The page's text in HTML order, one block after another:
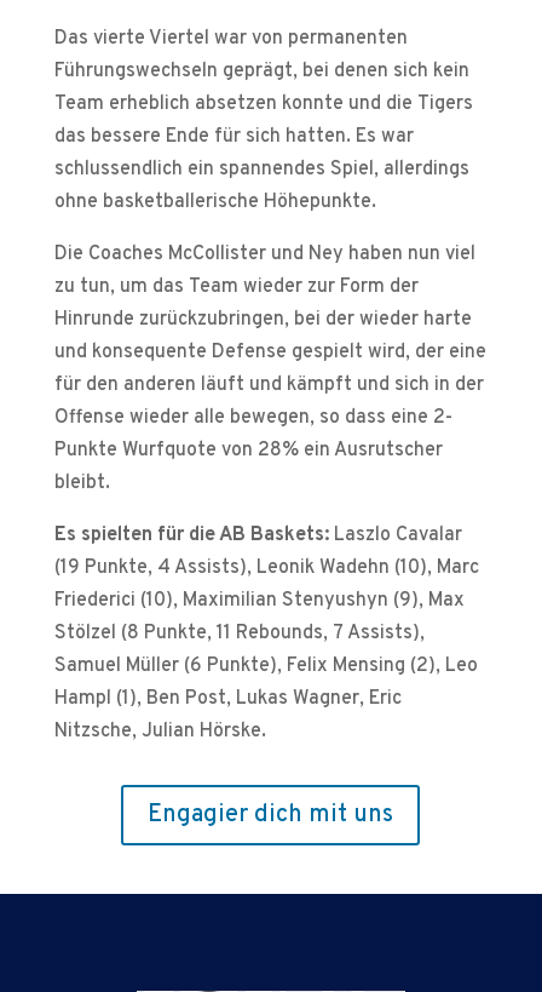
Das vierte Viertel war von permanenten
Führungswechseln geprägt, bei denen sich kein
Team erheblich absetzen konnte und die Tigers
das bessere Ende für sich hatten. Es war
schlussendlich ein spannendes Spiel, allerdings
ohne basketballerische Höhepunkte.
Die Coaches McCollister und Ney haben nun viel
zu tun, um das Team wieder zur Form der
Hinrunde zurückzubringen, bei der wieder harte
und konsequente Defense gespielt wird, der eine
für den anderen läuft und kämpft und sich in der
Offense wieder alle bewegen, so dass eine 2-
Punkte Wurfquote von 28% ein Ausrutscher
bleibt.
Es spielten für die AB Baskets: Laszlo Cavalar
(19 Punkte, 4 Assists), Leonik Wadehn (10), Marc
Friederici (10), Maximilian Stenyushyn (9), Max
Stölzel (8 Punkte, 11 Rebounds, 7 Assists),
Samuel Müller (6 Punkte), Felix Mensing (2), Leo
Hampl (1), Ben Post, Lukas Wagner, Eric
Nitzsche, Julian Hörske.
Engagier dich mit uns